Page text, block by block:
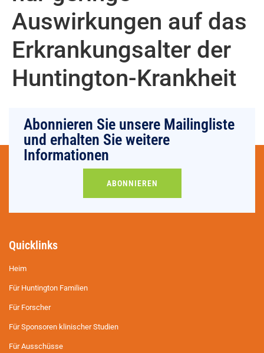
Auswirkungen auf das
Erkrankungsalter der
Huntington-Krankheit
Abonnieren Sie unsere Mailingliste
und erhalten Sie weitere
Informationen
ABONNIEREN
Quicklinks
Heim
Für Huntington Familien
Für Forscher
Für Sponsoren klinischer Studien
Für Ausschüsse